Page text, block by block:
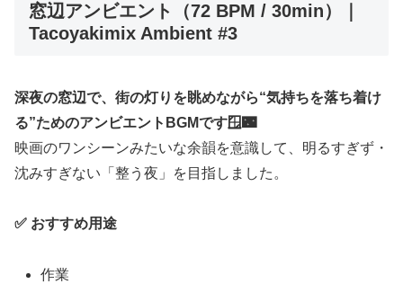
窓辺アンビエント（72 BPM / 30min）｜
Tacoyakimix Ambient #3
深夜の窓辺で、街の灯りを眺めながら“気持ちを落ち着け
る”ためのアンビエントBGMです🪟🌃
映画のワンシーンみたいな余韻を意識して、明るすぎず・
沈みすぎない「整う夜」を目指しました。
✅ おすすめ用途
作業